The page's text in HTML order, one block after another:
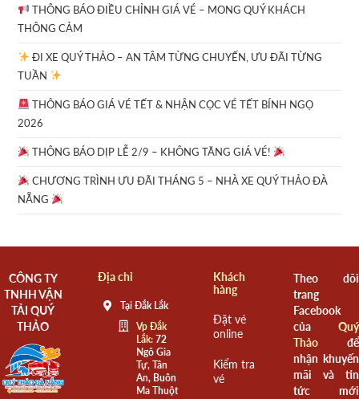
THÔNG BÁO ĐIỀU CHỈNH GIÁ VÉ – MONG QUÝ KHÁCH
THÔNG CẢM
ĐI XE QUÝ THẢO – AN TÂM TỪNG CHUYẾN, ƯU ĐÃI TỪNG
TUẦN
THÔNG BÁO GIÁ VÉ TẾT & NHẬN CỌC VÉ TẾT BÍNH NGỌ
2026
THÔNG BÁO DỊP LỄ 2/9 – KHÔNG TĂNG GIÁ VÉ!
CHƯƠNG TRÌNH ƯU ĐÃI THÁNG 5 – NHÀ XE QUÝ THẢO ĐÀ
NẴNG
CÔNG TY
TNHH VẬN
TẢI QUÝ
THẢO
Địa chỉ
Tại Đắk Lắk
Vp Đắk
Lắk:72
Ngô Gia
Tự, Tân
An, Buôn
Ma Thuột
Khách
hàng
Đặt vé
online
Kiểm tra
vé
Theo dõi
trang
Facebook
của Quý
Thảođể
nhận khuyến
mãi và tin
tức mới